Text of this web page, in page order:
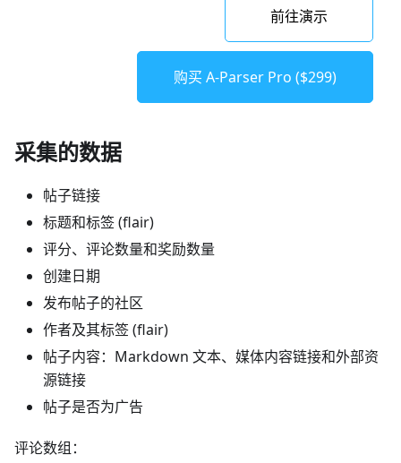
前往演示
购买 A-Parser Pro ($299)
采集的数据
帖子链接
标题和标签 (flair)
评分、评论数量和奖励数量
创建日期
发布帖子的社区
作者及其标签 (flair)
帖子内容：Markdown 文本、媒体内容链接和外部资
源链接
帖子是否为广告
评论数组：